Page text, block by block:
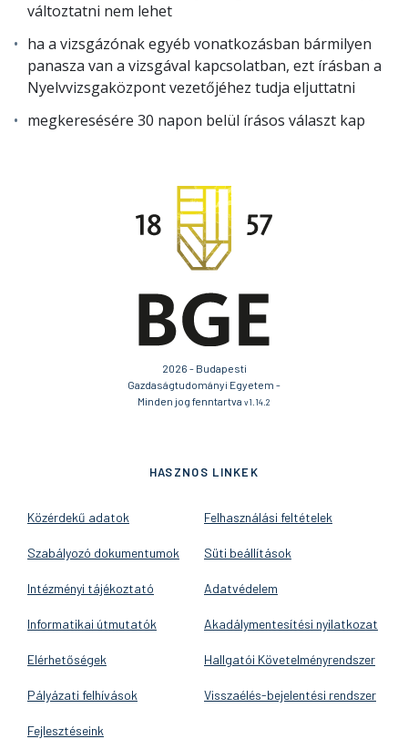
változtatni nem lehet
ha a vizsgázónak egyéb vonatkozásban bármilyen
panasza van a vizsgával kapcsolatban, ezt írásban a
Nyelvvizsgaközpont vezetőjéhez tudja eljuttatni
megkeresésére 30 napon belül írásos választ kap
2026 - Budapesti
Gazdaságtudományi Egyetem -
Minden jog fenntartva v1.14.2
HASZNOS LINKEK
Közérdekű adatok
Szabályozó dokumentumok
Intézményi tájékoztató
Informatikai útmutatók
Elérhetőségek
Pályázati felhívások
Fejlesztéseink
Felhasználási feltételek
Süti beállítások
Adatvédelem
Akadálymentesítési nyilatkozat
Hallgatói Követelményrendszer
Visszaélés-bejelentési rendszer